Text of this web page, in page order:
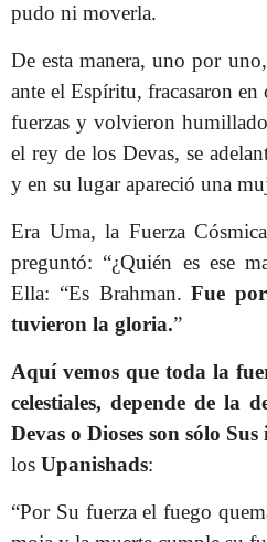
pudo ni moverla.
De esta manera, uno por
ante el Espíritu, fracasaron en
fuerzas y volvieron
el rey de los Devas, se
y en su lugar apareció una
Era Uma, la Fuerza
preguntó: “¿Quién es ese
Ella: “Es Brahman.Fue
tuvieron la gloria.”
Aquí vemos que toda la
celestiales, depende de la
Devas o Dioses son sólo
los Upanishads:
“Por Su fuerza el fuego